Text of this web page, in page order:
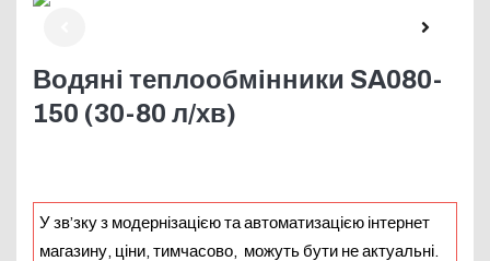
Водяні теплообмінники SA080-
150 (30-80 л/хв)
У зв’зку з модернізацією та автоматизацією інтернет
магазину, ціни, тимчасово, можуть бути не актуальні.